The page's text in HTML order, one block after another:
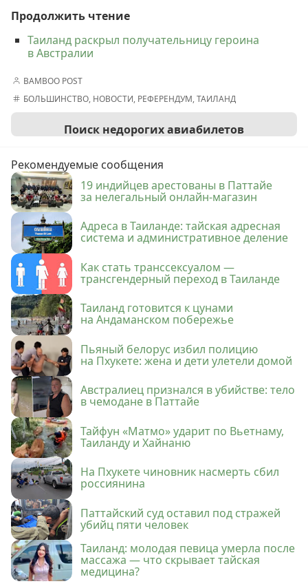
Продолжить чтение
Таиланд раскрыл получательницу героина
в Австралии
BAMBOO POST
БОЛЬШИНСТВО, НОВОСТИ, РЕФЕРЕНДУМ,ТАИЛАНД
Поиск недорогих авиабилетов
Рекомендуемые сообщения
19 индийцев арестованы в Паттайе
за нелегальный онлайн-магазин
Адреса в Таиланде: тайская адресная
система и административное деление
Как стать транссексуалом —
трансгендерный переход в Таиланде
Таиланд готовится к цунами
на Андаманском побережье
Пьяный белорус избил полицию
на Пхукете: жена и дети улетели домой
Австралиец признался в убийстве: тело
в чемодане в Паттайе
Тайфун «Матмо» ударит по Вьетнаму,
Таиланду и Хайнаню
На Пхукете чиновник насмерть сбил
россиянина
Паттайский суд оставил под стражей
убийц пяти человек
Таиланд: молодая певица умерла после
массажа — что скрывает тайская
медицина?